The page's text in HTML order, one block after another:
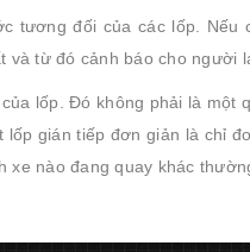
tương đối của các lốp. Nếu
từ đó cảnh báo cho người
lốp. Đó không phải là một
gián tiếp đơn giản là chỉ
nào đang quay khác